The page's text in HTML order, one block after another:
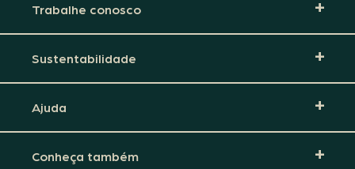
Trabalhe conosco
Sustentabilidade
Ajuda
Conheça também